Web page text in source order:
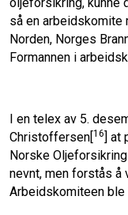
så en arbeidskomite
Norden, Norges
Formannen i
I en telex av 5.
Christoffersen[16] at
Norske
nevnt, men forstås å
Arbeidskomiteen ble